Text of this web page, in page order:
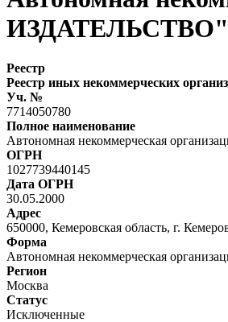
ИЗДАТЕЛЬСТВО"
Реестр
Реестр иных некоммерческих
Уч. №
7714050780
Полное наименование
Автономная некоммерческая
ОГРН
1027739440145
Дата ОГРН
30.05.2000
Адрес
650000, Кемеровская область, г.
Форма
Автономная некоммерческая
Регион
Москва
Статус
Исключенные